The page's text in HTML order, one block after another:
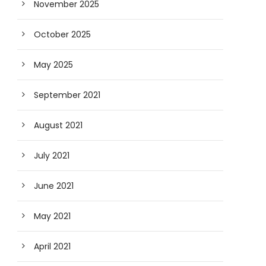
November 2025
October 2025
May 2025
September 2021
August 2021
July 2021
June 2021
May 2021
April 2021